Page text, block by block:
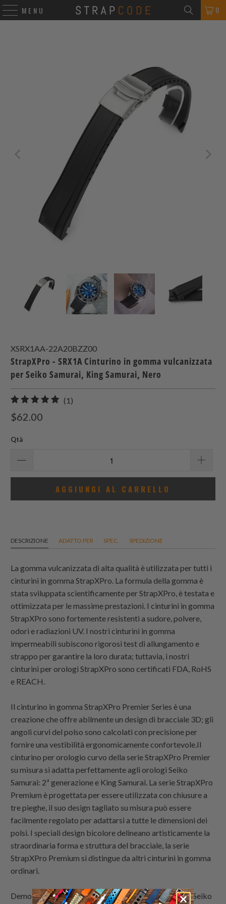
MENU 0
XSRX1AA-22A20BZZ00
StrapXPro - SRX1A Cinturino in gomma vulcanizzata
per Seiko Samurai, King Samurai, Nero
(1)
$62.00
Qtà
AGGIUNGI AL CARRELLO
DESCRIZIONE ADATTO PER SPEC. SPEDIZIONE
La gomma vulcanizzata di alta qualità è utilizzata per tutti i
cinturini in gomma StrapXPro. La formula della gomma è
stata sviluppata scientificamente per StrapXPro, è testata e
ottimizzata per le massime prestazioni. I cinturini in gomma
StrapXPro sono fortemente resistenti a sudore, polvere,
odori e radiazioni UV. I nostri cinturini in gomma
impermeabili subiscono rigorosi test di allungamento e
strappo per garantire la loro durata; tuttavia, i nostri
cinturini per orologi StrapXPro sono certificati FDA, RoHS
e REACH.
Il cinturino in gomma StrapXPro Premier Series è una
creazione che offre abilmente un design di bracciale 3D; gli
angoli curvi del polso sono calcolati con precisione per
fornire una vestibilità ergonomicamente confortevole.Il
cinturino per orologio curvo della serie StrapXPro Premier
su misura si adatta perfettamente agli orologi Seiko
Samurai: 2ª generazione e King Samurai. La serie StrapXPro
Premium è progettata per essere utilizzata con chiusure a
tre pieghe, il suo design tagliato su misura può essere
facilmente regolato per adattarsi a tutte le dimensioni dei
polsi. I speciali design bicolore delineano artisticamente la
straordinaria forma e struttura del bracciale, la serie
StrapXPro Premium si distingue da altri cinturini in gomma
ordinari.
Demo orologi con cinturini da orologio diStrapcode: Seiko